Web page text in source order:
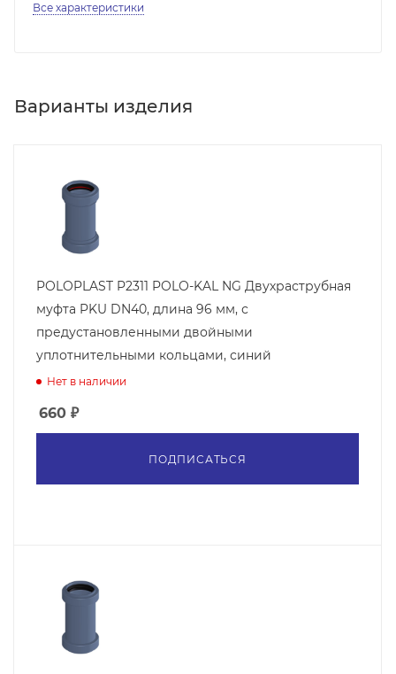
Все характеристики
Варианты изделия
POLOPLAST P2311 POLO-KAL NG Двухраструбная
муфта PKU DN40, длина 96 мм, с
предустановленными двойными
уплотнительными кольцами, синий
Нет в наличии
660 ₽
ПОДПИСАТЬСЯ